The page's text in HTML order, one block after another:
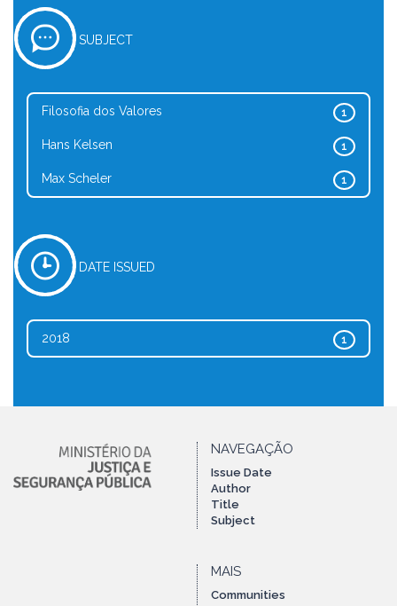
SUBJECT
1
Filosofia dos Valores
1
Hans Kelsen
1
Max Scheler
DATE ISSUED
1
2018
NAVEGAÇÃO
Issue Date
Author
Title
Subject
MAIS
Communities